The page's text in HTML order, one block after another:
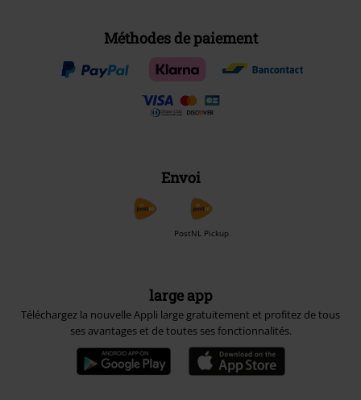
Méthodes de paiement
Envoi
PostNL Pickup
large app
Téléchargez la nouvelle Appli large gratuitement et profitez de tous
ses avantages et de toutes ses fonctionnalités.